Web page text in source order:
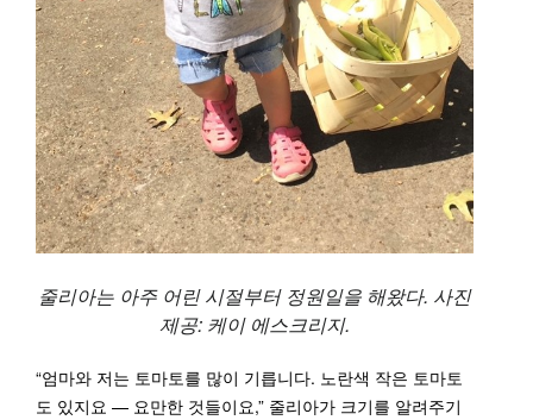
줄리아는 아주 어린 시절부터 정원일을 해왔다. 사진
제공: 케이 에스크리지.
“엄마와 저는 토마토를 많이 기릅니다. 노란색 작은 토마토
도 있지요 — 요만한 것들이요,” 줄리아가 크기를 알려주기